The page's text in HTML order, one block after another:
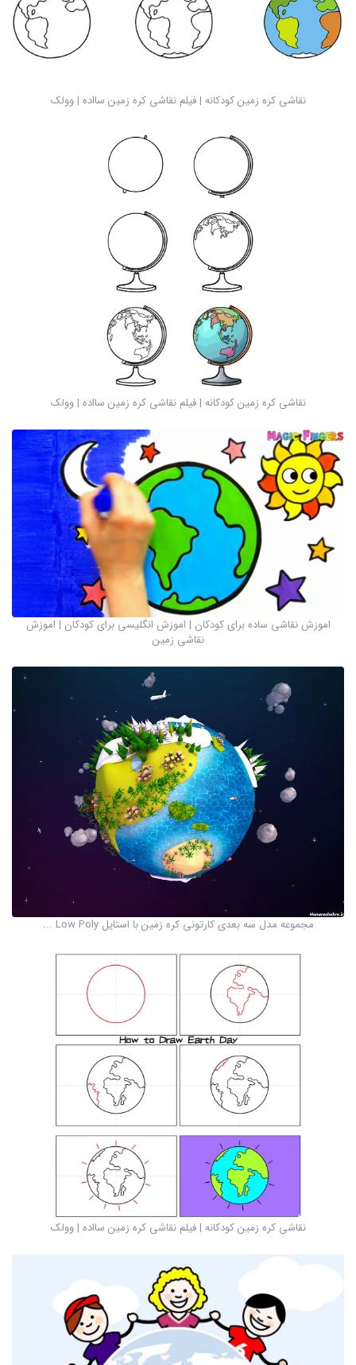
نقاشی کره زمین کودکانه | فیلم نقاشی کره زمین سااده | وولک
نقاشی کره زمین کودکانه | فیلم نقاشی کره زمین سااده | وولک
اموزش نقاشی ساده برای کودکان | اموزش انگلیسی برای کودکان | اموزش
نقاشی زمین
مجموعه مدل سه بعدی کارتونی کره زمین با استایل Low Poly ...
نقاشی کره زمین کودکانه | فیلم نقاشی کره زمین سااده | وولک